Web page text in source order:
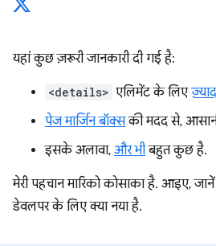
यहां कुछ ज़रूरी जानकारी दी गई है:
<details> एलिमेंट के लिए
पेज मार्जिन बॉक्सकी मदद से,
इसके अलावा, और भीबहुत कुछ है.
मेरी पहचान मारिको कोसाका है. आइए,
डेवलपर के लिए क्या नया है.